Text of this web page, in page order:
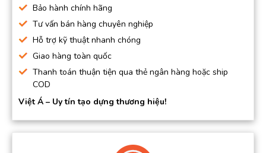
Bảo hành chính hãng
Tư vấn bán hàng chuyên nghiệp
Hỗ trợ kỹ thuật nhanh chóng
Giao hàng toàn quốc
Thanh toán thuận tiện qua thẻ ngân hàng hoặc ship
COD
Việt Á – Uy tín tạo dựng thương hiệu!